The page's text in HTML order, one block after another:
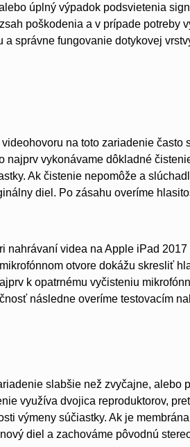
úplný výpadok podsvietenia
poškodenia a v prípade potreby
správne fungovanie dotykovej
na toto zariadenie
najprv vykonávame dôkladné
Ak čistenie nepomôže a
diel. Po zásahu overíme
nahrávaní videa na Apple iPad
otvore dokážu skresliť
k opatrnému vyčisteniu
následne overíme testovacím
slabšie než zvyčajne, alebo
využíva dvojica reproduktorov,
výmeny súčiastky. Ak je
diel a zachováme pôvodnú